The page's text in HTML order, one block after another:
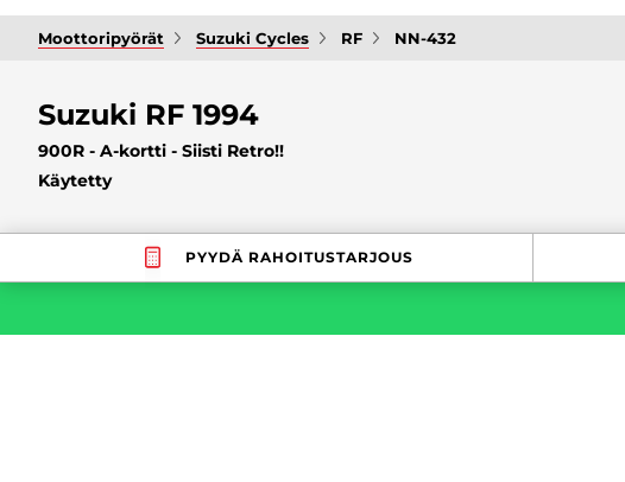
Moottoripyörät Suzuki Cycles RF NN-432
Suzuki RF 1994
900R - A-kortti - Siisti Retro!!
Käytetty
PYYDÄ RAHOITUSTARJOUS